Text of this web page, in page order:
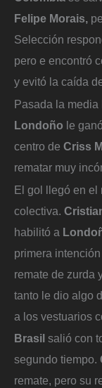
Felipe Morais,
Selección
pero e encontró
y evitó la caída
Pasada la
Londoño le
centro de Criss
rematar muy
El gol llegó en el
colectiva.
habilitó a
primera
remate de zurda
tanto le dio algo
a los vestuarios
Brasil salió con
segundo tiempo.
remate, pero su